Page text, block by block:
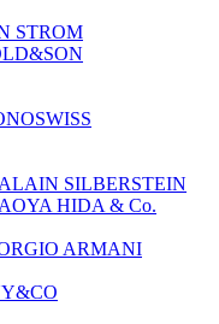
STROM
ALAIN SILBERSTEIN
HIDA & Co.
ARMANI